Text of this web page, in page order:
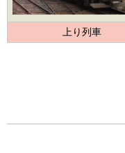
上り列車